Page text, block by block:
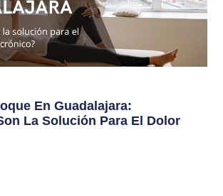
En Guadalajara:
La Solución Para El Dolor